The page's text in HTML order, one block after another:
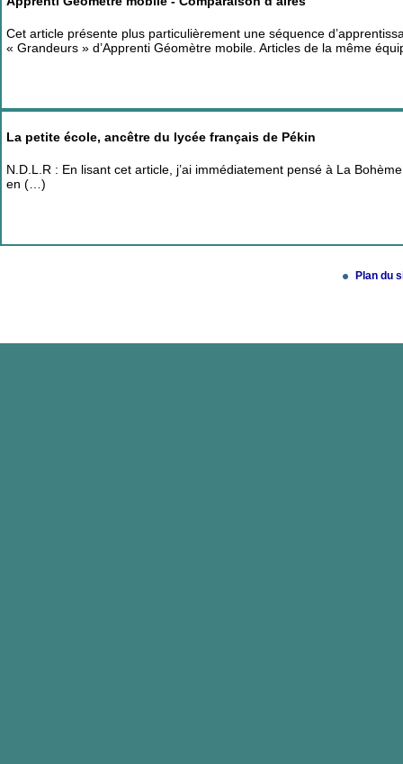
Cet article présente plus particulièrement une séquence
« Grandeurs » d’Apprenti Géomètre mobile. Articles de la même
La petite école, ancêtre du lycée français de Pékin
N.D.L.R : En lisant cet article, j’ai immédiatement pensé à La
en (…)
Plan du